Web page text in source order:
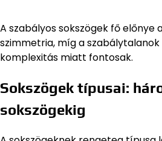
A szabályos sokszögek fő előnye
szimmetria, míg a szabálytalanok
komplexitás miatt fontosak.
Sokszögek típusai:
sokszögekig